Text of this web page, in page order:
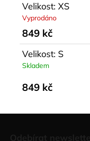
Velikost: XS
Vyprodáno
849 kč
Velikost: S
Skladem
849 kč